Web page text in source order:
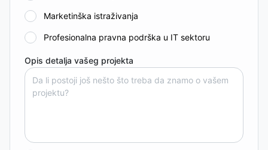
Marketinška istraživanja
Profesionalna pravna podrška u IT sektoru
Opis detalja vašeg projekta